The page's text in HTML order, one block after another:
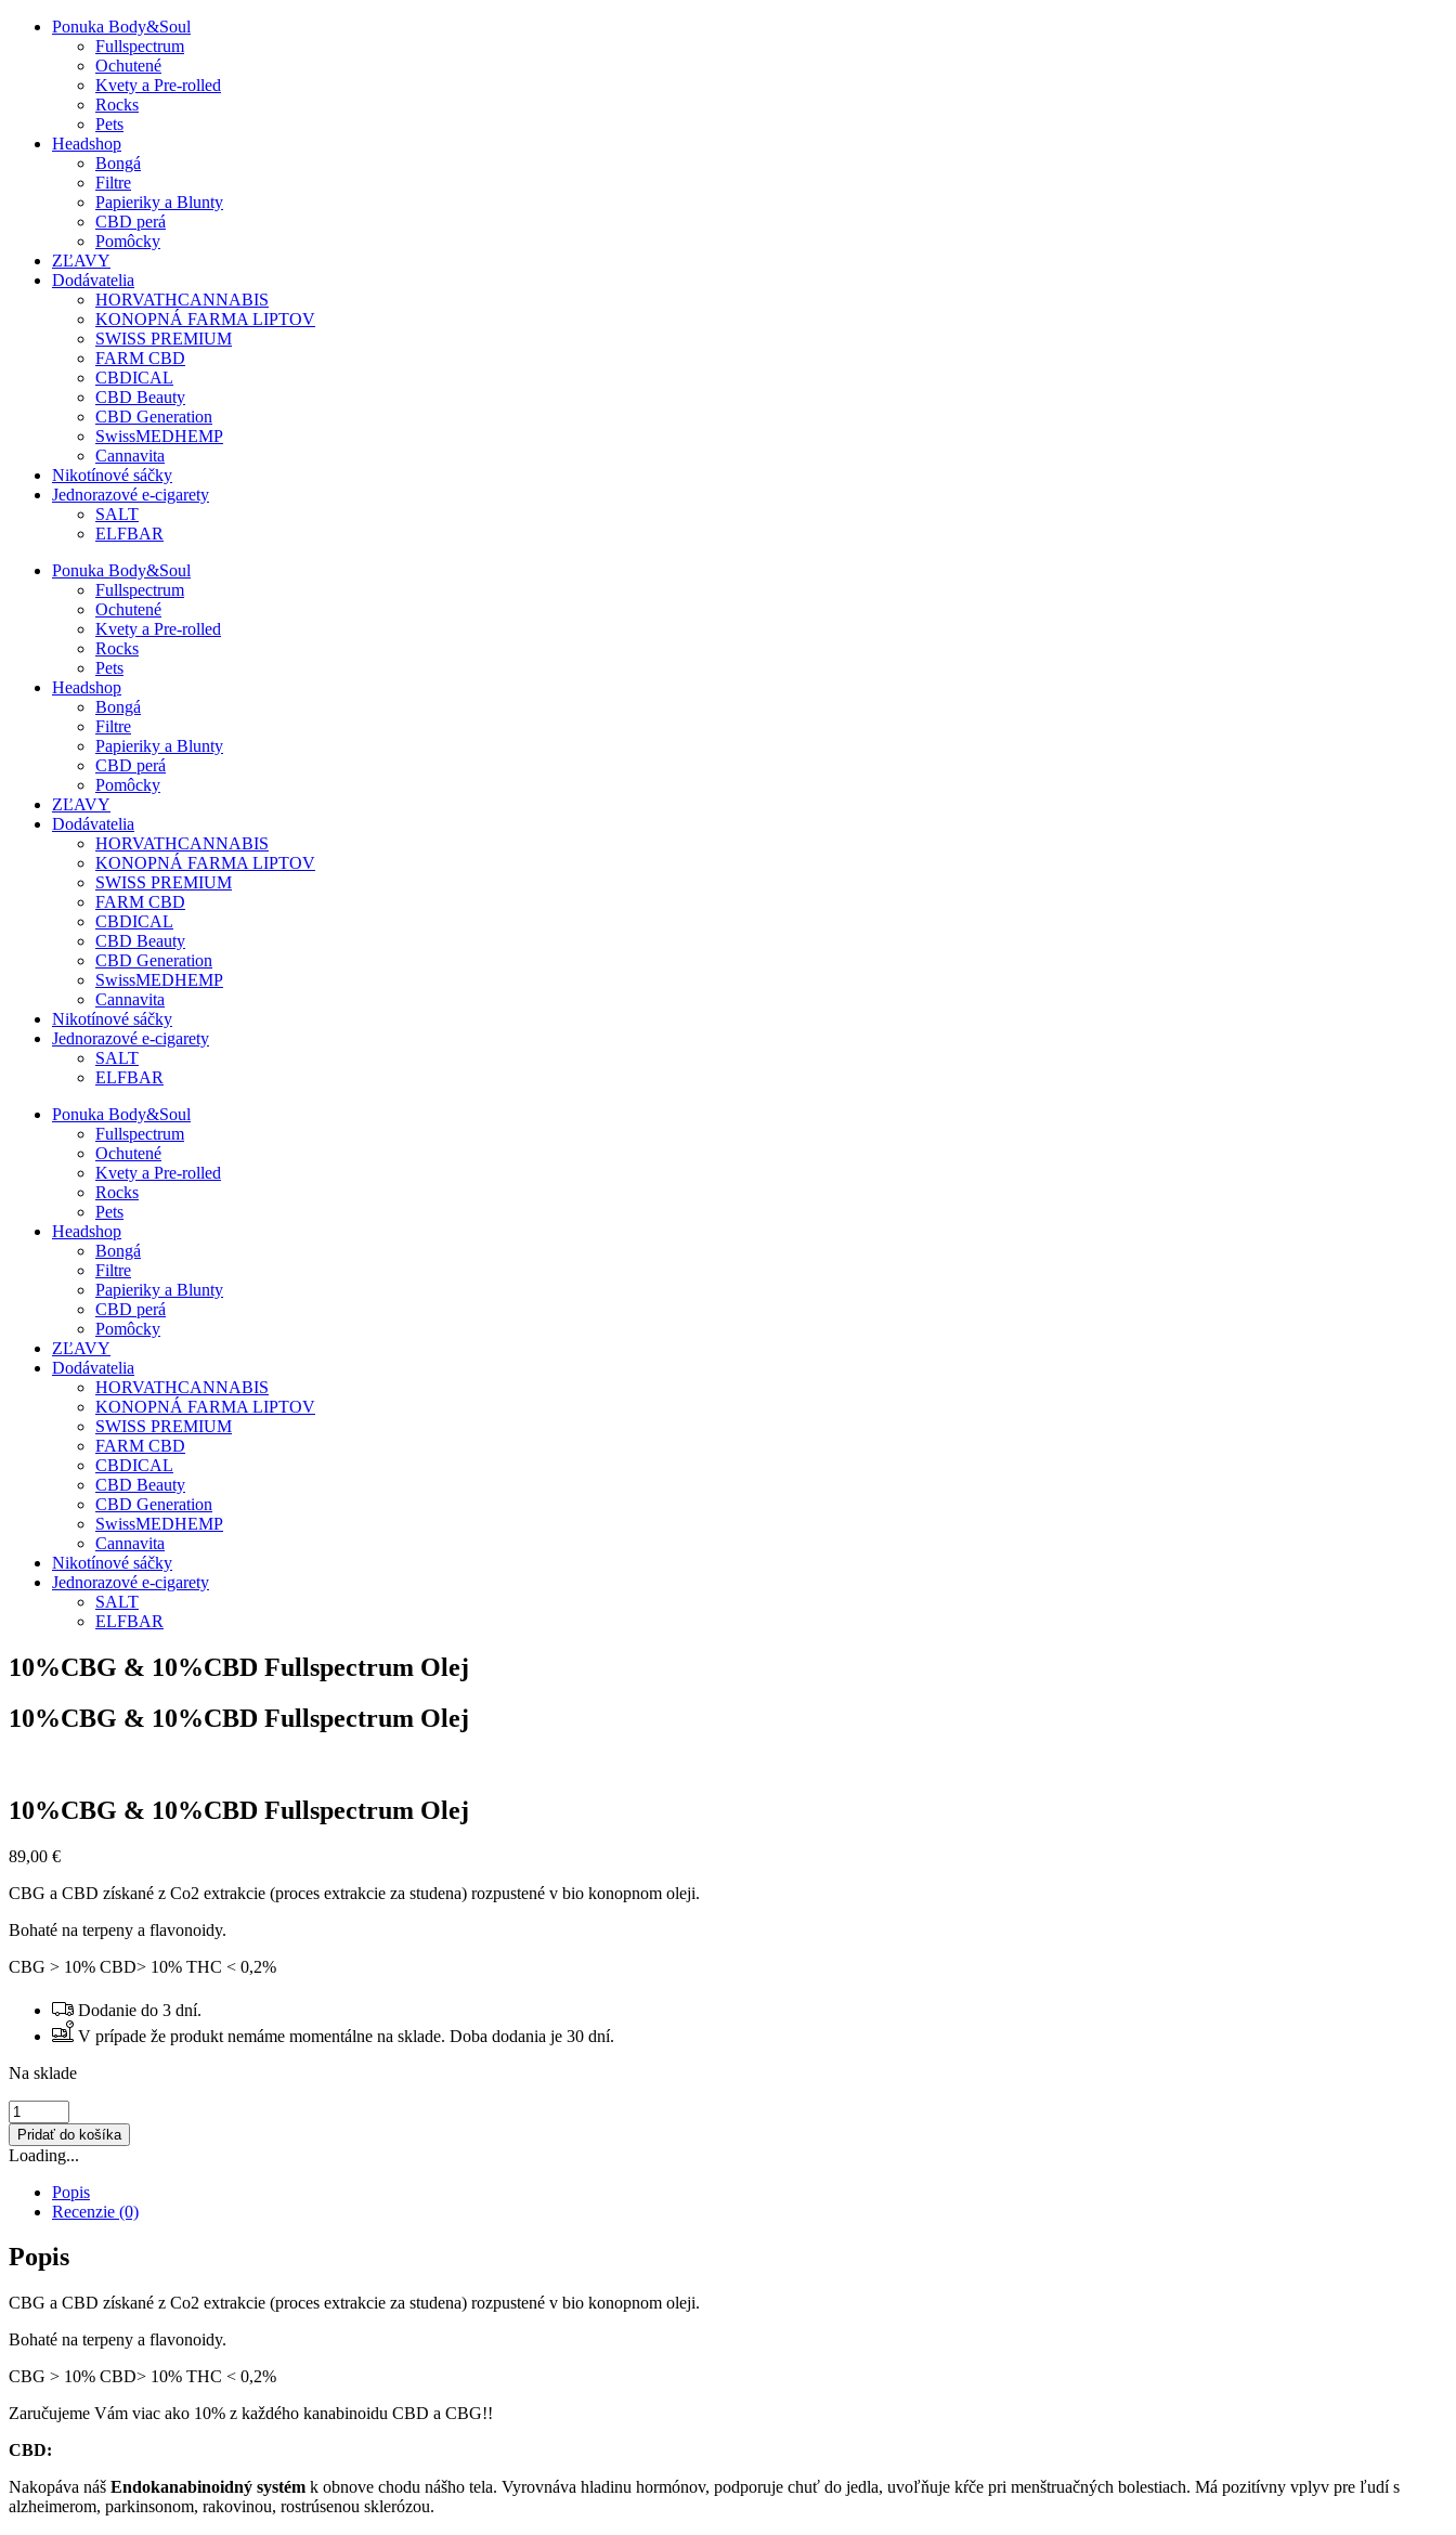
Ponuka Body&Soul
Fullspectrum
Ochutené
Kvety a Pre-rolled
Rocks
Pets
Headshop
Bongá
Filtre
Papieriky a Blunty
CBD perá
Pomôcky
ZĽAVY
Dodávatelia
HORVATHCANNABIS
KONOPNÁ FARMA LIPTOV
SWISS PREMIUM
FARM CBD
CBDICAL
CBD Beauty
CBD Generation
SwissMEDHEMP
Cannavita
Nikotínové sáčky
Jednorazové e-cigarety
SALT
ELFBAR
Ponuka Body&Soul
Fullspectrum
Ochutené
Kvety a Pre-rolled
Rocks
Pets
Headshop
Bongá
Filtre
Papieriky a Blunty
CBD perá
Pomôcky
ZĽAVY
Dodávatelia
HORVATHCANNABIS
KONOPNÁ FARMA LIPTOV
SWISS PREMIUM
FARM CBD
CBDICAL
CBD Beauty
CBD Generation
SwissMEDHEMP
Cannavita
Nikotínové sáčky
Jednorazové e-cigarety
SALT
ELFBAR
Ponuka Body&Soul
Fullspectrum
Ochutené
Kvety a Pre-rolled
Rocks
Pets
Headshop
Bongá
Filtre
Papieriky a Blunty
CBD perá
Pomôcky
ZĽAVY
Dodávatelia
HORVATHCANNABIS
KONOPNÁ FARMA LIPTOV
SWISS PREMIUM
FARM CBD
CBDICAL
CBD Beauty
CBD Generation
SwissMEDHEMP
Cannavita
Nikotínové sáčky
Jednorazové e-cigarety
SALT
ELFBAR
10%CBG & 10%CBD Fullspectrum Olej
10%CBG & 10%CBD Fullspectrum Olej
10%CBG & 10%CBD Fullspectrum Olej
89,00 €
CBG a CBD získané z Co2 extrakcie (proces extrakcie za studena) rozpustené v bio konopnom oleji.
Bohaté na terpeny a flavonoidy.
CBG > 10% CBD> 10% THC < 0,2%
Dodanie do 3 dní.
V prípade že produkt nemáme momentálne na sklade. Doba dodania je 30 dní.
Na sklade
množstvo
10%CBG
&
10%CBD
Fullspectrum
Olej
Pridať do košíka
Loading...
Popis
Recenzie (0)
Popis
CBG a CBD získané z Co2 extrakcie (proces extrakcie za studena) rozpustené v bio konopnom oleji.
Bohaté na terpeny a flavonoidy.
CBG > 10% CBD> 10% THC < 0,2%
Zaručujeme Vám viac ako 10% z každého kanabinoidu CBD a CBG!!
CBD:
Nakopáva náš Endokanabinoidný systém k obnove chodu nášho tela. Vyrovnáva hladinu hormónov, podporuje chuť do jedla, uvoľňuje kŕče pri menštruačných bolestiach. Má pozitívny vplyv pre ľudí s
alzheimerom, parkinsonom, rakovinou, rostrúsenou sklerózou.